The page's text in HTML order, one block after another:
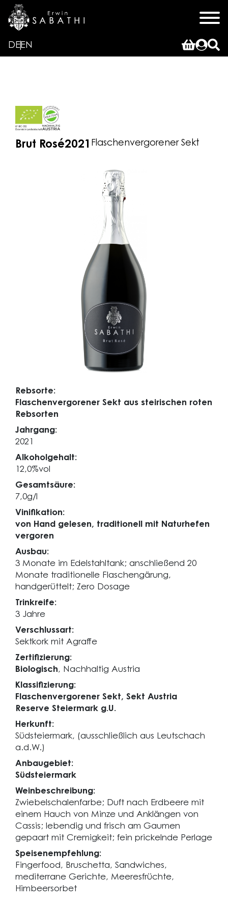
DEEN
Brut Rosé2021 Flaschenvergorener Sekt
Rebsorte:
Flaschenvergorener Sekt aus steirischen roten
Rebsorten
Jahrgang:
2021
Alkoholgehalt:
12,0%vol
Gesamtsäure:
7,0g/l
Vinifikation:
von Hand gelesen, traditionell mit Naturhefen
vergoren
Ausbau:
3 Monate im Edelstahltank; anschließend 20
Monate traditionelle Flaschengärung,
handgerüttelt; Zero Dosage
Trinkreife:
3 Jahre
Verschlussart:
Sektkork mit Agraffe
Zertifizierung:
Biologisch, Nachhaltig Austria
Klassifizierung:
Flaschenvergorener Sekt, Sekt Austria
Reserve Steiermark g.U.
Herkunft:
Südsteiermark, (ausschließlich aus Leutschach
a.d.W.)
Anbaugebiet:
Südsteiermark
Weinbeschreibung:
Zwiebelschalenfarbe; Duft nach Erdbeere mit
einem Hauch von Minze und Anklängen von
Cassis; lebendig und frisch am Gaumen
gepaart mit Cremigkeit; fein prickelnde Perlage
Speisenempfehlung:
Fingerfood, Bruschetta, Sandwiches,
mediterrane Gerichte, Meeresfrüchte,
Himbeersorbet